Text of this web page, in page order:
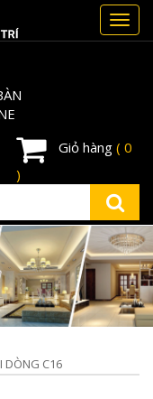
Giỏ hàng ( 0
)
DÒNG C16